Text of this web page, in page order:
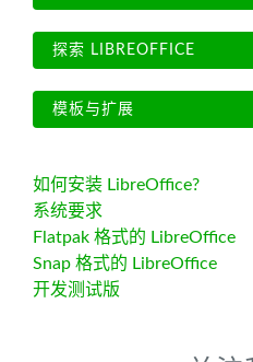
探索 LIBREOFFICE
模板与扩展
如何安装 LibreOffice?
系统要求
Flatpak 格式的 LibreOffice
Snap 格式的 LibreOffice
开发测试版